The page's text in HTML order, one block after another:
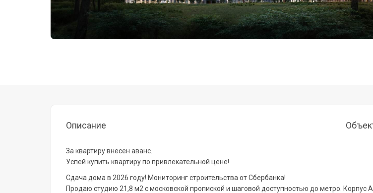
Описание
За квартиру внесен аванс.
Успей купить квартиру по привлекательной цене!
Сдача дома в 2026 году! Мониторинг строительства от Сбербанка!
Продаю студию 21,8 м2 с московской пропиской и шаговой доступностью до метро. Корпус